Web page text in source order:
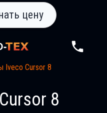
цену
Iveco Cursor 8
8